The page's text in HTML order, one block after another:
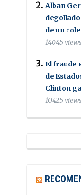
Alban
de un
14045 views
El fraude
de
Clinton
10425 views